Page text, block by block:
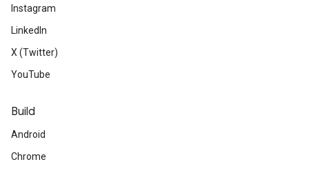
Instagram
LinkedIn
X (Twitter)
YouTube
Build
Android
Chrome